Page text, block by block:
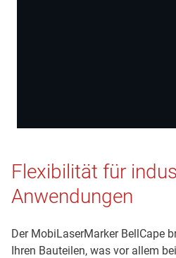
Dieser Inhalt wird von einer
die Anzeige des externen
Nutzungsbedingungen
Video Laden
Flexibilität für
Anwendungen
Der MobiLaserMarker BellCape
Ihren Bauteilen, was vor allem